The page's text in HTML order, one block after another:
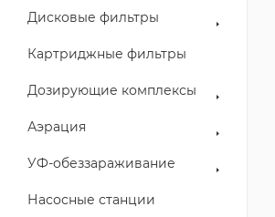
Дисковые фильтры
Картриджные фильтры
Дозирующие комплексы
Аэрация
УФ-обеззараживание
Насосные станции